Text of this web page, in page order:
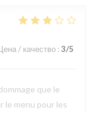
/ качество : 3/5
que le
le menu pour les